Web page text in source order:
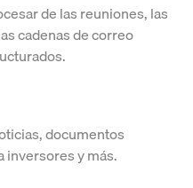
de las reuniones, las
cadenas de correo
documentos
inversores y más.